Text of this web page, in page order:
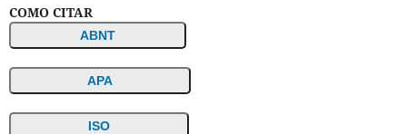
COMO CITAR
ABNT
APA
ISO